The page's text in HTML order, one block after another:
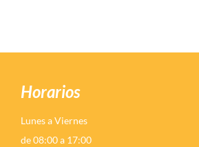
Horarios
Lunes a Viernes
de 08:00 a 17:00